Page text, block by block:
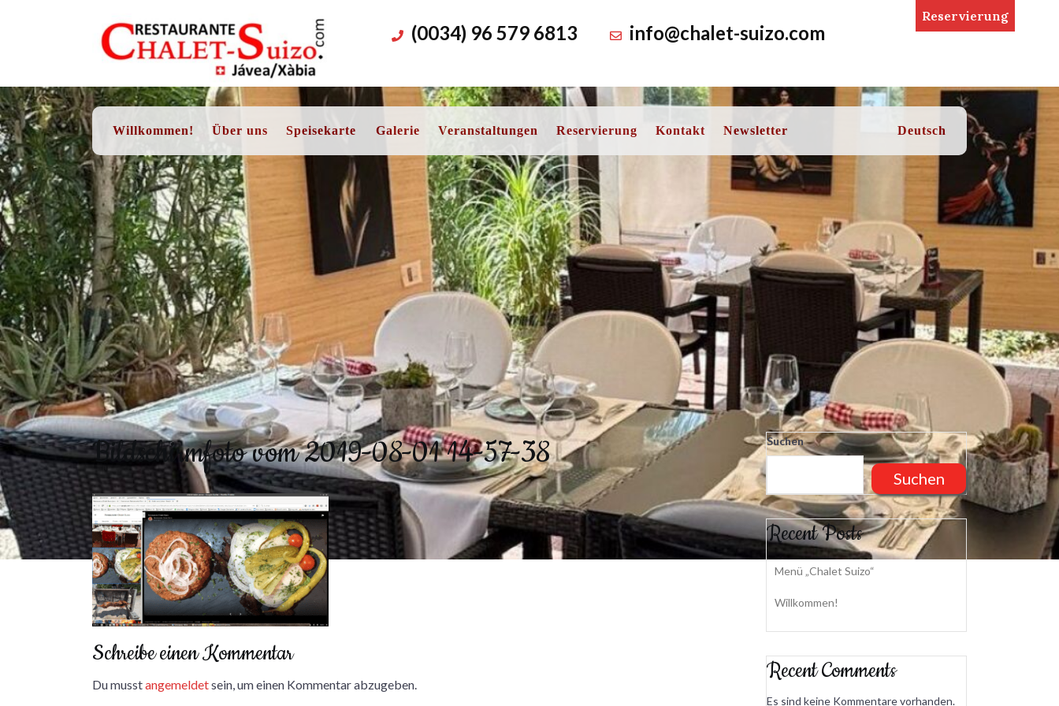
(0034) 96 579 6813 info@chalet-suizo.com
Reservierung
Willkommen! Über uns Speisekarte Galerie Veranstaltungen Reservierung Kontakt Newsletter Deutsch
Bildschirmfoto vom 2019-08-01 14-57-38
Schreibe einen Kommentar
Du musstangemeldetsein, um einen Kommentar abzugeben.
Suchen
Suchen
Recent Posts
Menü „Chalet Suizo“
Willkommen!
Recent Comments
Es sind keine Kommentare vorhanden.